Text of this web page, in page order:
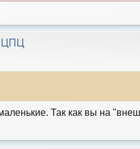
ЦПЦ
Так как вы на